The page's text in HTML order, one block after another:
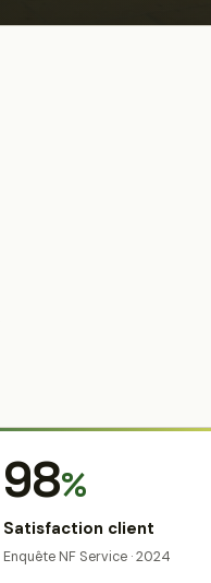
98%
Satisfaction client
Enquête NF Service · 2024